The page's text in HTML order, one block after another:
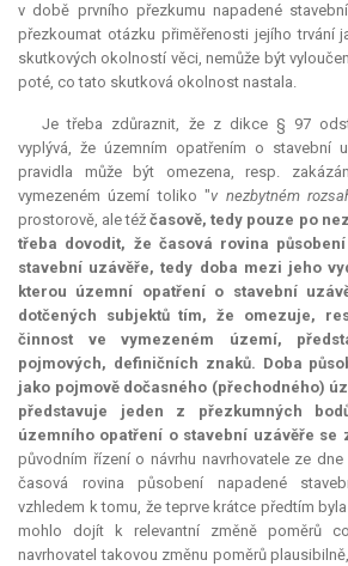
v době prvního přezkumu napadené
přezkoumat otázku přiměřenosti jejího trvání
skutkových okolností věci, nemůže být
poté, co tato skutková okolnost nastala.
Je třeba zdůraznit, že z dikce § 97
vyplývá, že územním opatřením o stavební
pravidla může být omezena, resp.
vymezeném území toliko "v nezbytném
prostorově, ale téžčasově, tedy pouze po
třeba dovodit, že časová rovina
stavební uzávěře, tedy doba mezi jeho
kterou územní opatření o stavební
dotčených subjektů tím, že omezuje,
činnost ve vymezeném území,
pojmových, definičních znaků. Doba
jako pojmově dočasného (přechodného)
představuje jeden z přezkumných
územního opatření o stavební uzávěře se
původním řízení o návrhu navrhovatele ze
časová rovina působení napadené
vzhledem k tomu, že teprve krátce předtím
mohlo dojít k relevantní změně poměrů
navrhovatel takovou změnu poměrů